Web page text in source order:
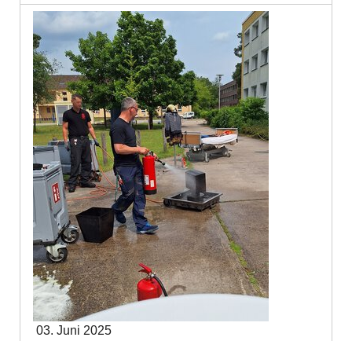
03. Juni 2025